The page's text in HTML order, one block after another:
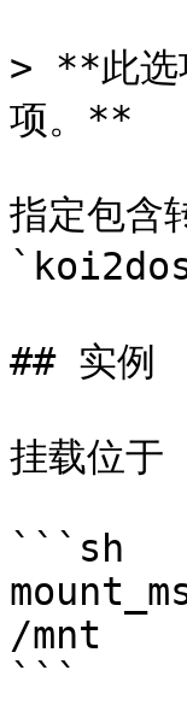
> **此选
项。**
指定包
## 实例
挂载位
```sh
/mnt
```